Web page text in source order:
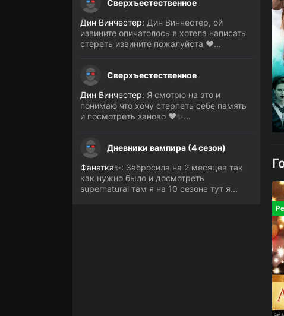
Сверхъестественное
Дин Винчестер: Дин Винчестер, ой
извините опичатолось я хотела написать
стереть извините пожалуйста ❤️...
Сверхъестественное
Дин Винчестер: Я смотрю на это и
понимаю что хочу стерпеть себе память
и посмотреть заново ❤️✨...
Дневники вампира (4 сезон)
Фанатка✨: Забросила на 2 месяцев так
как нужно было и досмотреть
supernatural там я на 10 сезоне тут я...